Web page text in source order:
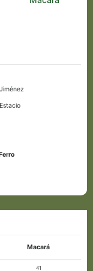
Macará
41